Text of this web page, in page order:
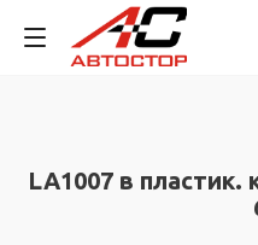
LA1007 в пластик.